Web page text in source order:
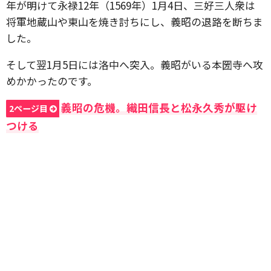
年が明けて永禄12年（1569年）1月4日、三好三人衆は
将軍地蔵山や東山を焼き討ちにし、義昭の退路を断ちま
した。
そして翌1月5日には洛中へ突入。義昭がいる本圀寺へ攻
めかかったのです。
2ページ目
義昭の危機。織田信長と松永久秀が駆け
つける